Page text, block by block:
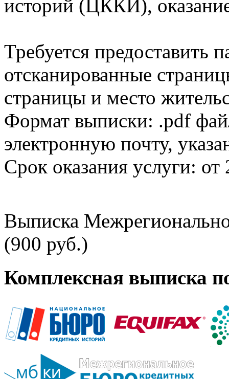
историй (ЦККИ),
Требуется предоставить
отсканированные
страницы и место
Формат выписки: .pdf
электронную почту,
Срок оказания услуги: от
Выписка
(900 руб.)
Комплексная выписка